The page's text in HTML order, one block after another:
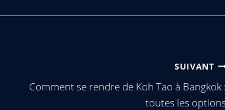
SUIVANT
Comment se rendre de Koh Tao à Bangkok
toutes les